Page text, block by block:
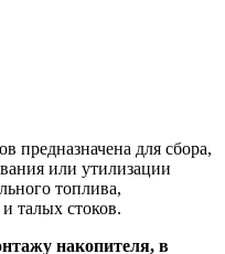
предназначена для сбора,
или утилизации
топлива,
талых стоков.
накопителя, в